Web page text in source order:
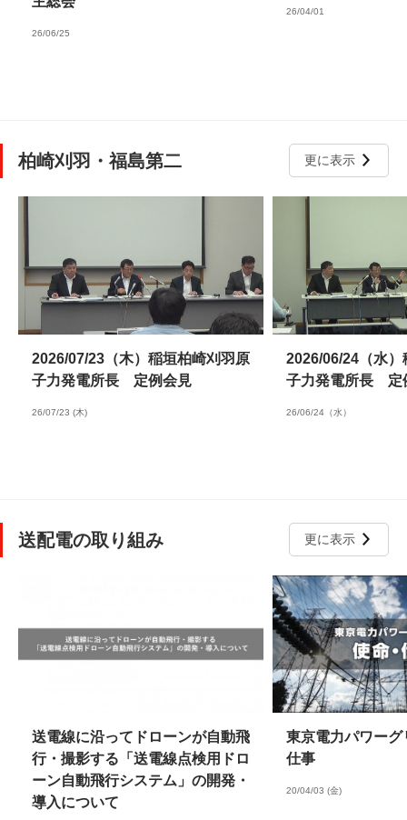
26/06/25
26/04/01
柏崎刈羽・福島第二 更に表示
2026/07/23（木）稲垣柏崎刈羽原
子力発電所長 定例会見
26/07/23 (木)
2026/06/24（水
子力発電所長 定
26/06/24（水）
送配電の取り組み 更に表示
送電線に沿ってドローンが自動飛
行・撮影する「送電線点検用ドロ
ーン自動飛行システム」の開発・
導入について
東京電力パワー
仕事
20/04/03 (金)